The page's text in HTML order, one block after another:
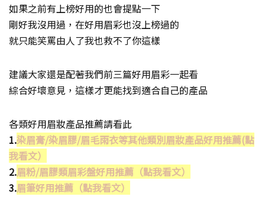
如果之前有上榜好用的也會提點一下
剛好我沒用過，在好用眉彩也沒上榜過的
就只能笑罵由人了我也救不了你這樣
建議大家還是配著我們前三篇好用眉彩一起看
綜合好壞意見，這樣才更能找到適合自己的產品
各類好用眉妝產品推薦請看此
1.染眉膏/染眉膠/眉毛雨衣等其他類別眉妝產品好用推薦(點
我看文）
2.眉粉/眉膠類眉彩盤好用推薦（點我看文）
3.眉筆好用推薦（點我看文）